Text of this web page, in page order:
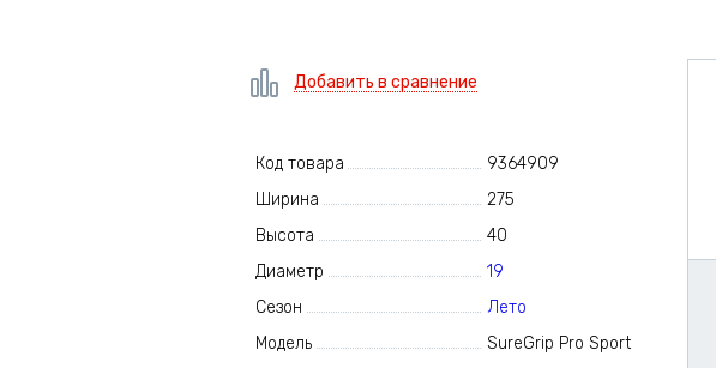
Добавить в сравнение
Код товара
9364909
Ширина
275
Высота
40
Диаметр
19
Сезон
Лето
Модель
SureGrip Pro Sport